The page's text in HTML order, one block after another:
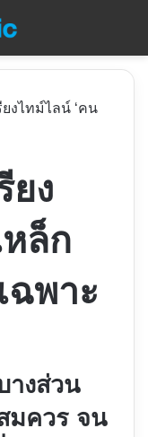
งไทม์ไลน์ ‘คน
ยง
ล็ก
ฉพาะ
างส่วน
มควร จน